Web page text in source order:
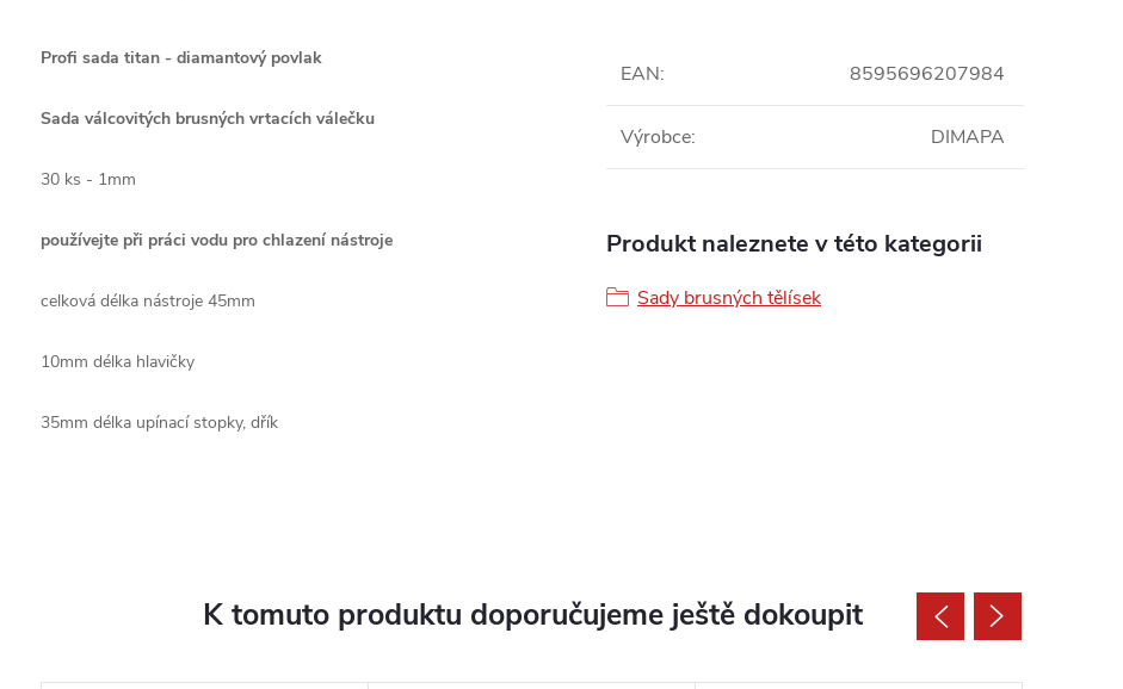
Profi sada titan - diamantový povlak
Sada válcovitých brusných vrtacích válečku
30 ks - 1mm
používejte při práci vodu pro chlazení nástroje
celková délka nástroje 45mm
10mm délka hlavičky
35mm délka upínací stopky, dřík
EAN: 8595696207984
Výrobce: DIMAPA
Produkt naleznete v této kategorii
Sady brusných tělísek
K tomuto produktu doporučujeme ještě dokoupit